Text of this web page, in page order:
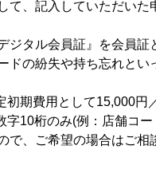
て、記入していただい
ジタル会員証』を会員
ドの紛失や持ち忘れとい
期費用として15,000円
10桁のみ(例：店舗コ
で、ご希望の場合はご相